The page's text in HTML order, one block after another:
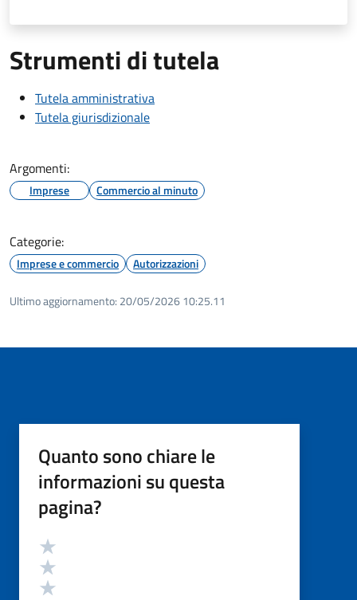
Strumenti di tutela
Tutela amministrativa
Tutela giurisdizionale
Argomenti:
Imprese Commercio al minuto
Categorie:
Imprese e commercio Autorizzazioni
Ultimo aggiornamento: 20/05/2026 10:25.11
Quanto sono chiare le
informazioni su questa
pagina?
Valutazione